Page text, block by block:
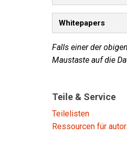
Whitepapers
Falls einer der
Maustaste auf die
Teile & Service
Teilelisten
Ressourcen für